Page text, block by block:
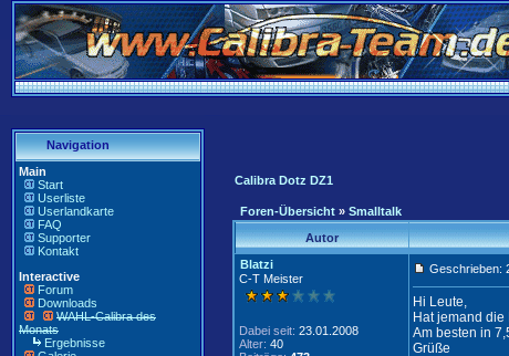
Navigation
Main
Start
Userliste
Userlandkarte
FAQ
Supporter
Kontakt
Interactive
Forum
Downloads
WAHL-Calibra des
Monats
Ergebnisse
Calibra Dotz DZ1
Foren-Übersicht » Smalltalk
Autor
Blatzi
C-T Meister
Dabei seit: 23.01.2008
Alter: 40
Geschrieben:
Hi Leute,
Hat jemand
Am besten in
Grüße